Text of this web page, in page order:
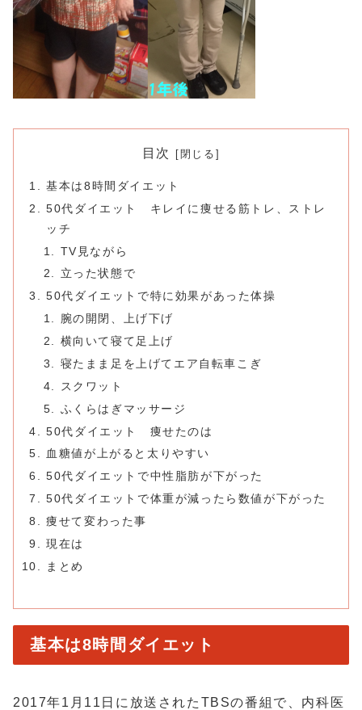
目次
基本は8時間ダイエット
50代ダイエット キレイに痩せる筋トレ、ストレ
ッチ
TV見ながら
立った状態で
50代ダイエットで特に効果があった体操
腕の開閉、上げ下げ
横向いて寝て足上げ
寝たまま足を上げてエア自転車こぎ
スクワット
ふくらはぎマッサージ
50代ダイエット 痩せたのは
血糖値が上がると太りやすい
50代ダイエットで中性脂肪が下がった
50代ダイエットで体重が減ったら数値が下がった
痩せて変わった事
現在は
まとめ
基本は8時間ダイエット
2017年1月11日に放送されたTBSの番組で、内科医